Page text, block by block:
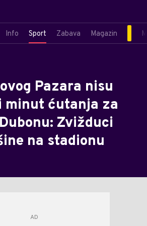
Info Sport Zabava Magazin
Pazara nisu
minut ćutanja za
Zvižduci
na stadionu